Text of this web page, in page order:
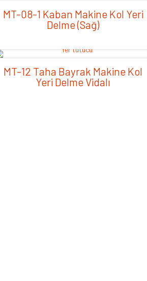
MT-08-1 Kaban Makine Kol Yeri
Delme (Sağ)
MT-12 Taha Bayrak Makine Kol
Yeri Delme Vidalı